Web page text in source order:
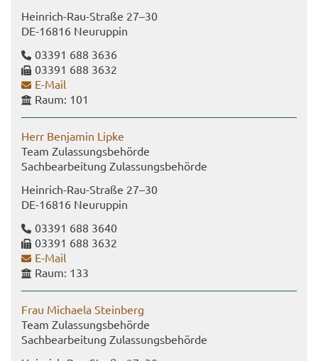
Heinrich-​Rau-Straße 27–30
DE-​16816 Neu­rup­pin
03391 688 3636
03391 688 3632
E-​Mail
Raum: 101
Herr Ben­ja­min Lipke
Team Zu­las­sungs­be­hör­de
Sach­be­ar­bei­tung Zu­las­sungs­be­hör­de
Heinrich-​Rau-Straße 27–30
DE-​16816 Neu­rup­pin
03391 688 3640
03391 688 3632
E-​Mail
Raum: 133
Frau Mi­chae­la Stein­berg
Team Zu­las­sungs­be­hör­de
Sach­be­ar­bei­tung Zu­las­sungs­be­hör­de